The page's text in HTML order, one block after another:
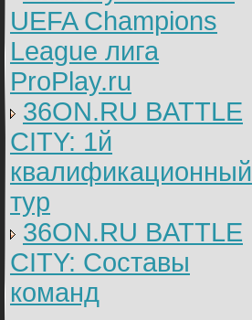
UEFA Champions
League лига
ProPlay.ru
36ON.RU BATTLE
CITY: 1й
квалификационный
тур
36ON.RU BATTLE
CITY: Составы
команд